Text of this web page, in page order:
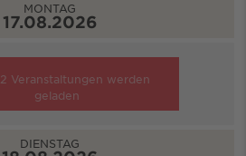
MONTAG
17.08.2026
2 Veranstaltungen werden
geladen
DIENSTAG